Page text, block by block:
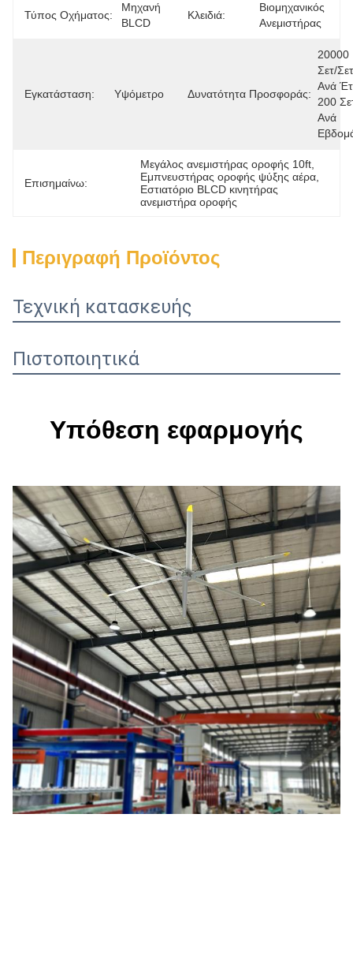
Τύπος Οχήματος:
Μηχανή
BLCD
Κλειδιά:
Βιομηχανικός
Ανεμιστήρας
Εγκατάσταση: Υψόμετρο Δυνατότητα Προσφοράς:
20000
Σετ/σετ
Ανά
200
Ανά
Επισημαίνω:
Μεγάλος ανεμιστήρας οροφής 10ft
Εμπνευστήρας οροφής ψύξης αέρα
Εστιατόριο BLCD κινητήρας
ανεμιστήρα οροφής
Περιγραφή Προϊόντος
Τεχνική κατασκευής
Πιστοποιητικά
Υπόθεση εφαρμογής